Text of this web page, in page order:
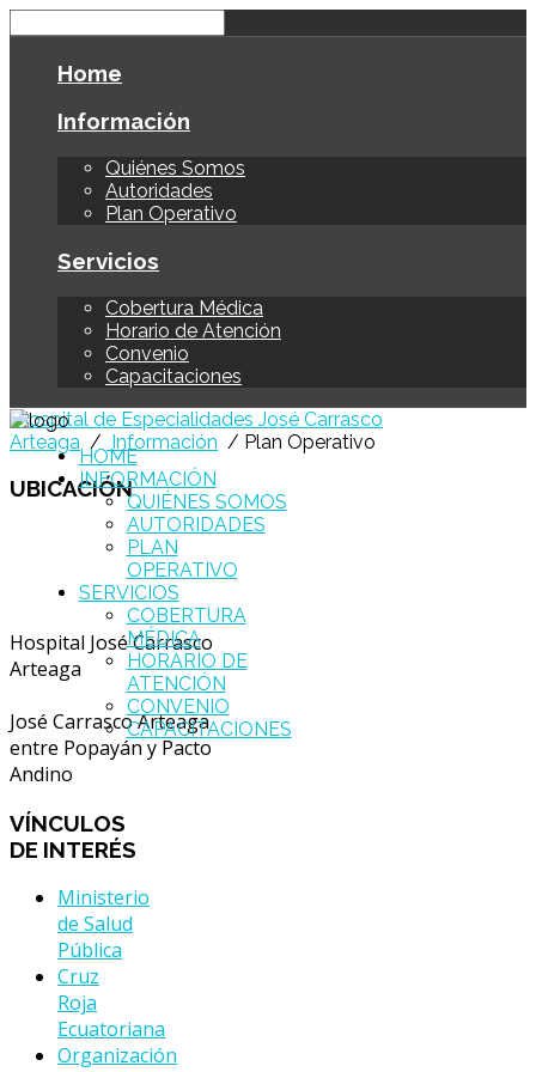
Home
Información
Quiénes Somos
Autoridades
Plan Operativo
Servicios
Cobertura Médica
Horario de Atención
Convenio
Capacitaciones
HOME
INFORMACIÓN
QUIÉNES SOMOS
AUTORIDADES
PLAN
OPERATIVO
SERVICIOS
COBERTURA
MÉDICA
HORARIO DE
ATENCIÓN
CONVENIO
CAPACITACIONES
Hospital de Especialidades José Carrasco
Arteaga / Información / Plan Operativo
UBICACIÓN
Hospital José Carrasco
Arteaga
José Carrasco Arteaga
entre Popayán y Pacto
Andino
VÍNCULOS
DE INTERÉS
Ministerio
de Salud
Pública
Cruz
Roja
Ecuatoriana
Organización